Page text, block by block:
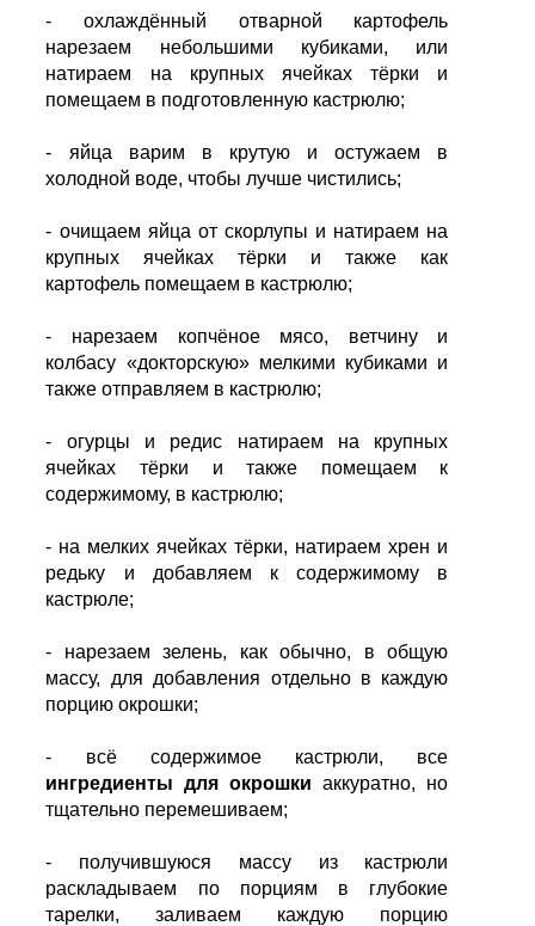
- охлаждённый отварной картофель
нарезаем небольшими кубиками, или
натираем на крупных ячейках тёрки и
помещаем в подготовленную кастрюлю;
- яйца варим в крутую и остужаем в
холодной воде, чтобы лучше чистились;
- очищаем яйца от скорлупы и натираем на
крупных ячейках тёрки и также как
картофель помещаем в кастрюлю;
- нарезаем копчёное мясо, ветчину и
колбасу «докторскую» мелкими кубиками и
также отправляем в кастрюлю;
- огурцы и редис натираем на крупных
ячейках тёрки и также помещаем к
содержимому, в кастрюлю;
- на мелких ячейках тёрки, натираем хрен и
редьку и добавляем к содержимому в
кастрюле;
- нарезаем зелень, как обычно, в общую
массу, для добавления отдельно в каждую
порцию окрошки;
- всё содержимое кастрюли, все
ингредиенты для окрошки аккуратно, но
тщательно перемешиваем;
- получившуюся массу из кастрюли
раскладываем по порциям в глубокие
тарелки, заливаем каждую порцию